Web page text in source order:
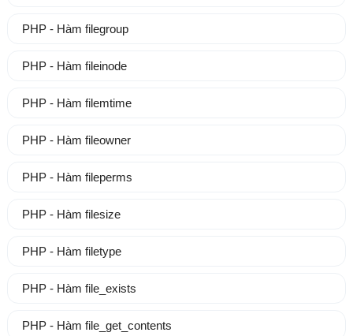
PHP - Hàm filegroup
PHP - Hàm fileinode
PHP - Hàm filemtime
PHP - Hàm fileowner
PHP - Hàm fileperms
PHP - Hàm filesize
PHP - Hàm filetype
PHP - Hàm file_exists
PHP - Hàm file_get_contents